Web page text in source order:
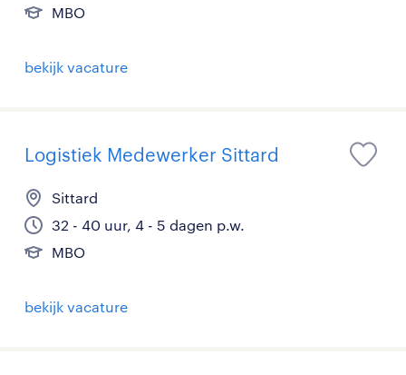
MBO
bekijk vacature
Logistiek Medewerker Sittard
Sittard
32 - 40 uur, 4 - 5 dagen p.w.
MBO
bekijk vacature